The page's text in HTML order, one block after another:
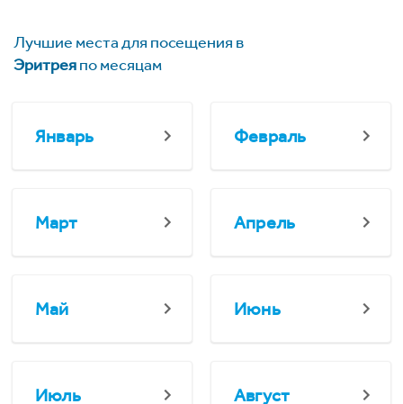
Лучшие места для посещения в
Эритреяпо месяцам
Январь Февраль
Март Апрель
Май Июнь
Июль Август